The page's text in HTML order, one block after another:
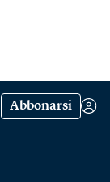
Abbonarsi